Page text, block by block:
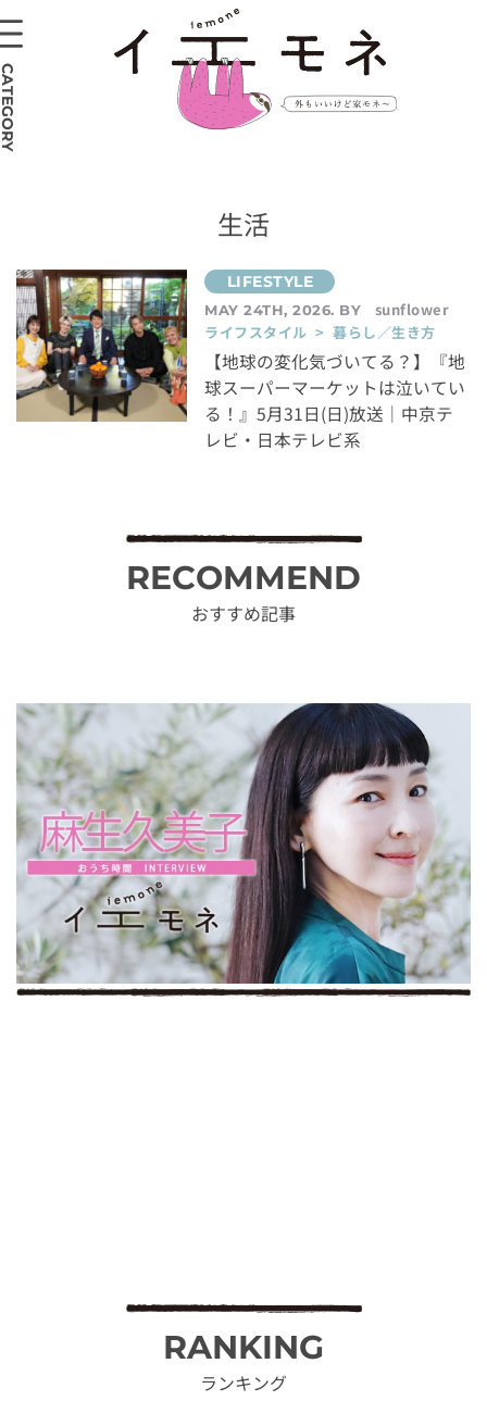
生活
MAY 24TH, 2026. BY
sunflower
ライフスタイル > 暮らし／生き方
【地球の変化気づいてる？】『地
球スーパーマーケットは泣いてい
る！』5月31日(日)放送｜中京テ
レビ・日本テレビ系
RECOMMEND
おすすめ記事
RANKING
ランキング